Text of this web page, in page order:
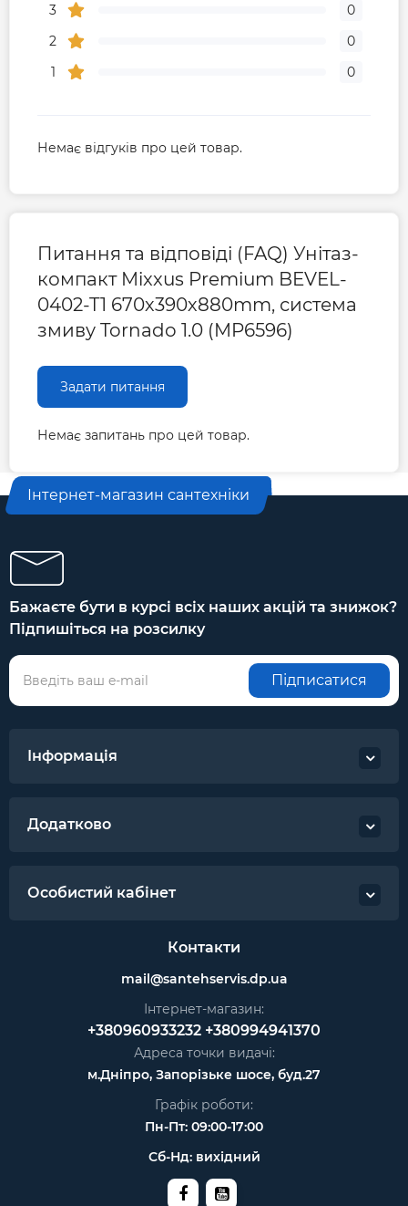
3
0
2
0
1
0
Немає відгуків про цей товар.
Питання та відповіді (FAQ) Унітаз-
компакт Mixxus Premium BEVEL-
0402-T1 670х390х880mm, система
змиву Tornado 1.0 (MP6596)
Задати питання
Немає запитань про цей товар.
Інтернет-магазин сантехніки
Бажаєте бути в курсі всіх наших акцій та знижок?
Підпишіться на розсилку
Підписатися
Інформація
Додатково
Особистий кабінет
Контакти
mail@santehservis.dp.ua
Інтернет-магазин:
+380960933232 +380994941370
Адреса точки видачі:
м.Дніпро, Запорізьке шосе, буд.27
Графік роботи:
Пн-Пт: 09:00-17:00
Сб-Нд: вихідний